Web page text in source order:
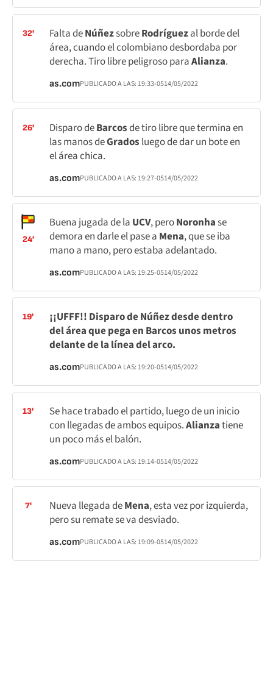
32' Falta deNúñezsobreRodríguezal borde del
área, cuando el colombiano desbordaba por
derecha. Tiro libre peligroso paraAlianza.
as.comPUBLICADO A LAS: 19:33-0514/05/2022
26' Disparo deBarcosde tiro libre que termina en
las manos deGrados luego de dar un bote en
el área chica.
as.comPUBLICADO A LAS: 19:27-0514/05/2022
24'
Buena jugada de la UCV, peroNoronhase
demora en darle el pase a Mena, que se iba
mano a mano, pero estaba adelantado.
as.comPUBLICADO A LAS: 19:25-0514/05/2022
19'
¡¡UFFF!! Disparo de Núñez desde dentro
del área que pega en Barcos unos metros
delante de la línea del arco.
as.comPUBLICADO A LAS: 19:20-0514/05/2022
13'
Se hace trabado el partido, luego de un inicio
con llegadas de ambos equipos.Alianzatiene
un poco más el balón.
as.comPUBLICADO A LAS: 19:14-0514/05/2022
7' Nueva llegada deMena, esta vez por izquierda,
pero su remate se va desviado.
as.comPUBLICADO A LAS: 19:09-0514/05/2022